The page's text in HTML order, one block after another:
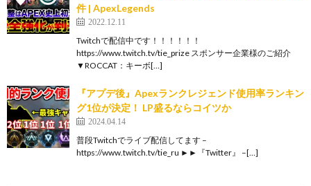
件 | ApexLegends
2022.12.11
Twitchで配信中です！！！！！！
https://www.twitch.tv/tie_prize スポンサー企業様のご紹介
▼ROCCAT：キーボ[…]
『アプデ後』Apexランクレジェンド使用率ランキン
グ1位が決定！ LP盛るならコイツか
2024.04.14
普段Twitchでライブ配信してます –
https://www.twitch.tv/tie_ru ►►『Twitter』 –[…]